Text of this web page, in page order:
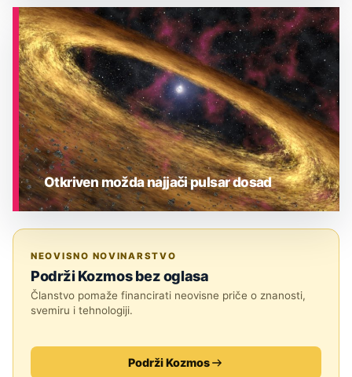
ASTRONOMIJA
Otkriven možda najjači pulsar dosad
NEOVISNO NOVINARSTVO
Podrži Kozmos bez oglasa
Članstvo pomaže financirati neovisne priče o znanosti,
svemiru i tehnologiji.
Podrži Kozmos